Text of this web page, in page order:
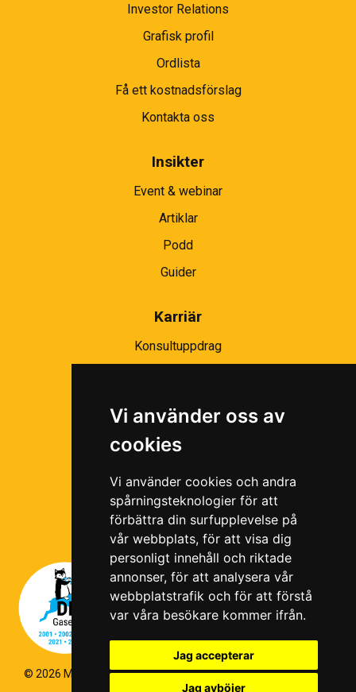
Vi använder oss av
cookies
Vi använder cookies och andra
spårningsteknologier för att
förbättra din surfupplevelse på
vår webbplats, för att visa dig
personligt innehåll och riktade
annonser, för att analysera vår
webbplatstrafik och för att förstå
var våra besökare kommer ifrån.
Jag accepterar
Jag avböjer
Investor Relations
Grafisk profil
Ordlista
Få ett kostnadsförslag
Kontakta oss
Insikter
Event & webinar
Artiklar
Podd
Guider
Karriär
Konsultuppdrag
Ramavtal
© 2026 Magello |Cookiepolicy|Hantering av personuppgifter